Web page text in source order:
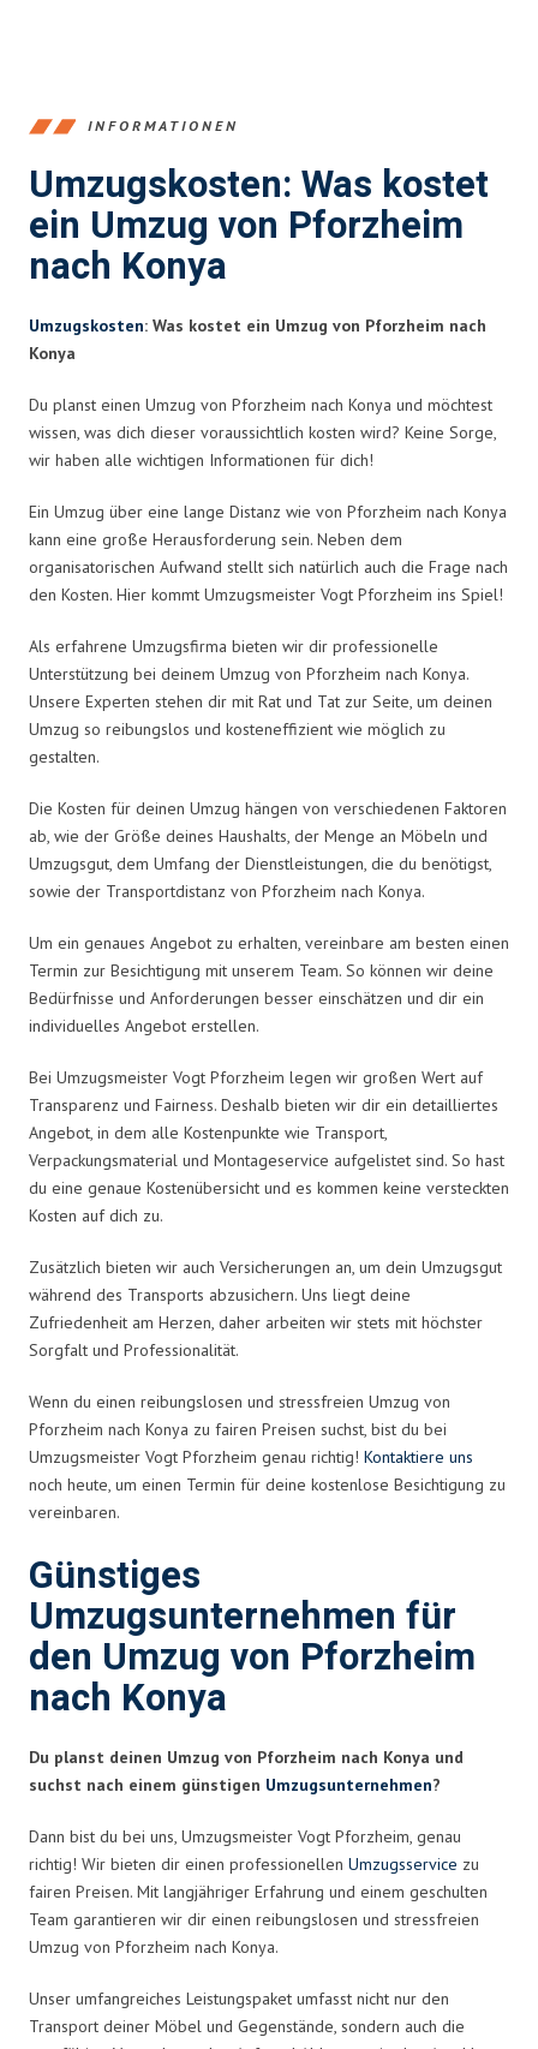
INFORMATIONEN
Umzugskosten: Was kostet
ein Umzug von Pforzheim
nach Konya
Umzugskosten: Was kostet ein Umzug von Pforzheim nach
Konya
Du planst einen Umzug von Pforzheim nach Konya und möchtest
wissen, was dich dieser voraussichtlich kosten wird? Keine Sorge,
wir haben alle wichtigen Informationen für dich!
Ein Umzug über eine lange Distanz wie von Pforzheim nach Konya
kann eine große Herausforderung sein. Neben dem
organisatorischen Aufwand stellt sich natürlich auch die Frage nach
den Kosten. Hier kommt Umzugsmeister Vogt Pforzheim ins Spiel!
Als erfahrene Umzugsfirma bieten wir dir professionelle
Unterstützung bei deinem Umzug von Pforzheim nach Konya.
Unsere Experten stehen dir mit Rat und Tat zur Seite, um deinen
Umzug so reibungslos und kosteneffizient wie möglich zu
gestalten.
Die Kosten für deinen Umzug hängen von verschiedenen Faktoren
ab, wie der Größe deines Haushalts, der Menge an Möbeln und
Umzugsgut, dem Umfang der Dienstleistungen, die du benötigst,
sowie der Transportdistanz von Pforzheim nach Konya.
Um ein genaues Angebot zu erhalten, vereinbare am besten einen
Termin zur Besichtigung mit unserem Team. So können wir deine
Bedürfnisse und Anforderungen besser einschätzen und dir ein
individuelles Angebot erstellen.
Bei Umzugsmeister Vogt Pforzheim legen wir großen Wert auf
Transparenz und Fairness. Deshalb bieten wir dir ein detailliertes
Angebot, in dem alle Kostenpunkte wie Transport,
Verpackungsmaterial und Montageservice aufgelistet sind. So hast
du eine genaue Kostenübersicht und es kommen keine versteckten
Kosten auf dich zu.
Zusätzlich bieten wir auch Versicherungen an, um dein Umzugsgut
während des Transports abzusichern. Uns liegt deine
Zufriedenheit am Herzen, daher arbeiten wir stets mit höchster
Sorgfalt und Professionalität.
Wenn du einen reibungslosen und stressfreien Umzug von
Pforzheim nach Konya zu fairen Preisen suchst, bist du bei
Umzugsmeister Vogt Pforzheim genau richtig! Kontaktiere uns
noch heute, um einen Termin für deine kostenlose Besichtigung zu
vereinbaren.
Günstiges
Umzugsunternehmen für
den Umzug von Pforzheim
nach Konya
Du planst deinen Umzug von Pforzheim nach Konya und
suchst nach einem günstigen Umzugsunternehmen?
Dann bist du bei uns, Umzugsmeister Vogt Pforzheim, genau
richtig! Wir bieten dir einen professionellen Umzugsservice zu
fairen Preisen. Mit langjähriger Erfahrung und einem geschulten
Team garantieren wir dir einen reibungslosen und stressfreien
Umzug von Pforzheim nach Konya.
Unser umfangreiches Leistungspaket umfasst nicht nur den
Transport deiner Möbel und Gegenstände, sondern auch die